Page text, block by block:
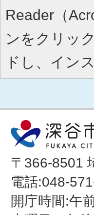
Reader（
ンをクリッ
ドし、イン
〒366-8501
電話:048-
開庁時間:午